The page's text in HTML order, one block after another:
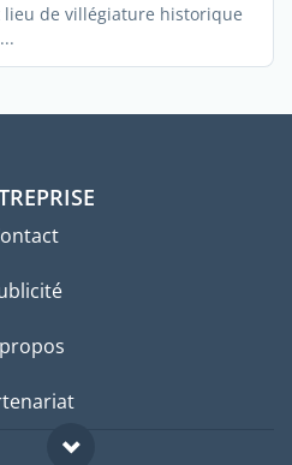
lieu de villégiature historique